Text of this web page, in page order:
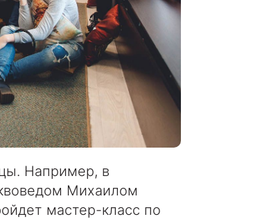
Например, в
Михаилом
мастер-класс по